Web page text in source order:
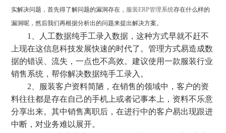
实解决问题，首先得了解问题的漏洞存在， 服装ERP管理系统存在什么样的
漏洞呢，然后我们再根据分析出的问题来提出解决方案。
1、人工数据纯手工录入数据，这种方式早就不赶不
上现在这信息科技发展快速的时代了。管理方式易造成数
据的错误、流失，一点也不高效。建议使用一款服装行业
销售系统，帮你解决数据纯手工录入。
2、服装客户资料简陋，在销售的领域中，客户的资
料往往都是存在自己的手机上或者记事本上，资料不乐意
分享出来。其中销售离职后，在进行中的客户易出现跟进
中断，对业务难以展开。